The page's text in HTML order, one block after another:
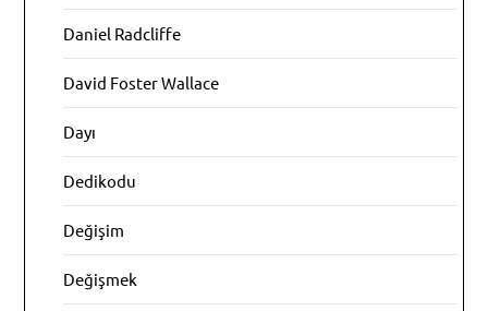
Daniel Radcliffe
David Foster Wallace
Dayı
Dedikodu
Değişim
Değişmek